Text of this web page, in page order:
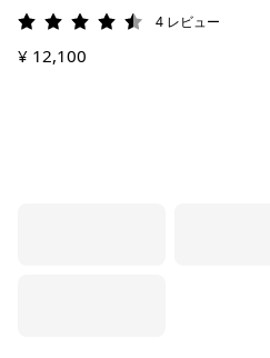
評価: 4.5 / 5
4 レビュー
¥ 12,100